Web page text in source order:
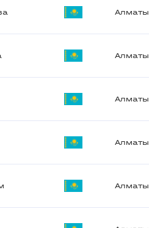
Алматы
Алматы
Алматы
Алматы
Алматы